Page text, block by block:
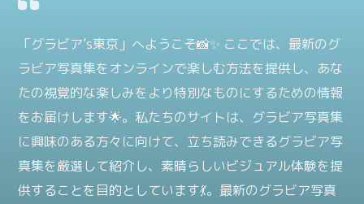
「グラビア’s東京」へようこそ📸✨ ここでは、最新のグ
ラビア写真集をオンラインで楽しむ方法を提供し、あな
たの視覚的な楽しみをより特別なものにするための情報
をお届けします🌟。私たちのサイトは、グラビア写真集
に興味のある方々に向けて、立ち読みできるグラビア写
真集を厳選して紹介し、素晴らしいビジュアル体験を提
供することを目的としています💃。最新のグラビア写真